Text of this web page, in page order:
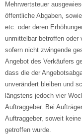
Mehrwertsteuer
öffentliche Abgaben,
etc. oder deren
unmittelbar betroffen oder
sofern nicht zwingende
Angebot des Verkäufers
dass die der
unverändert bleiben und
längstens jedoch vier
Auftraggeber. Bei
Auftraggeber, soweit
getroffen wurde.